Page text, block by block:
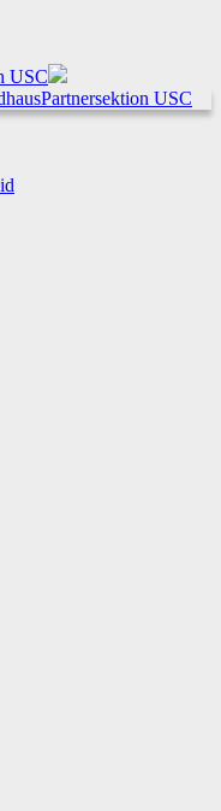
USC
Partnersektion USC